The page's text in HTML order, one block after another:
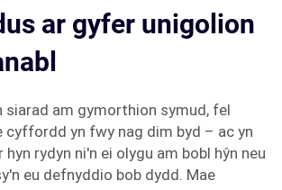
ar gyfer unigolion
siarad am gymorthion symud, fel
cyffordd yn fwy nag dim byd – ac yn
hyn rydyn ni'n ei olygu am bobl hŷn neu
eu defnyddio bob dydd. Mae